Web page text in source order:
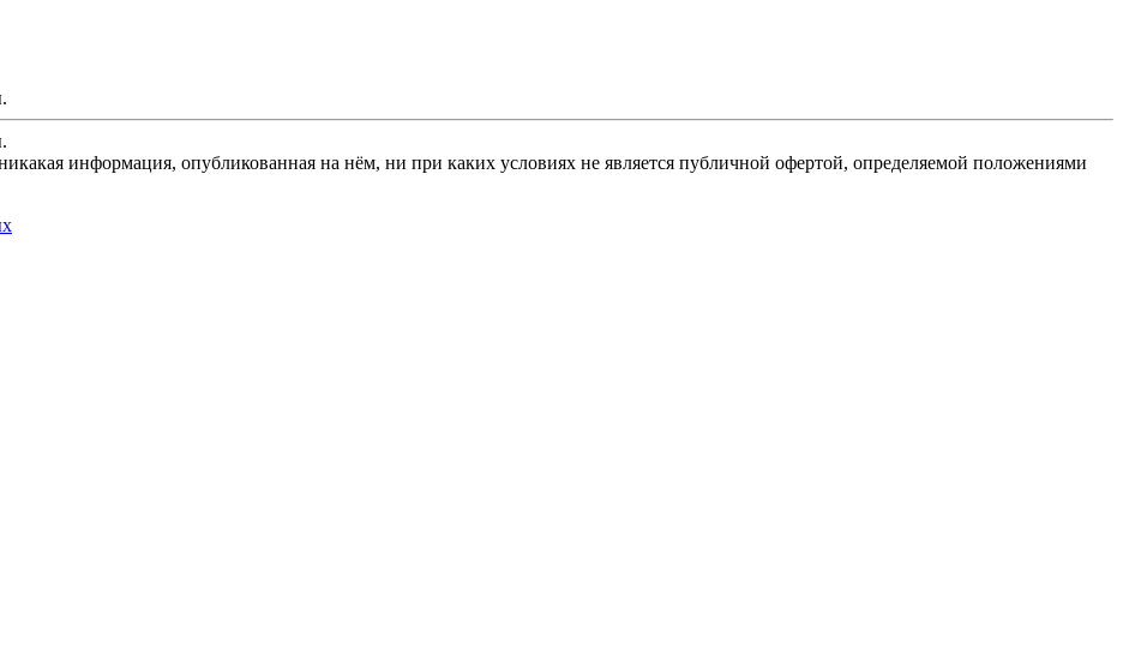
информация, опубликованная на нём, ни при каких условиях не является публичной офертой, определяемой положениями